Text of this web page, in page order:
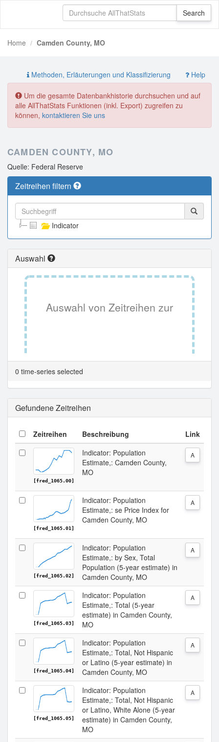
Home Camden County, MO
Methoden, Erläuterungen und Klassifizierung Help
Um die gesamte Datenbankhistorie durchsuchen und auf
alle AllThatStats Funktionen (inkl. Export) zugreifen zu
können, kontaktieren Sie uns
CAMDEN COUNTY, MO
Quelle: Federal Reserve
Zeitreihen filtern
Indicator
Auswahl
Auswahl von Zeitreihen zur
Tabellenansicht.
0 time-series selected
Gefundene Zeitreihen
Zeitreihen Beschreibung Link
[fred_1065.00]
Indicator: Population
Estimate,: Camden County,
MO
A
[fred_1065.01]
Indicator: Population
Estimate,: se Price Index for
Camden County, MO
A
[fred_1065.02]
Indicator: Population
Estimate,: by Sex, Total
Population (5-year estimate) in
Camden County, MO
A
[fred_1065.03]
Indicator: Population
Estimate,: Total (5-year
estimate) in Camden County,
MO
A
[fred_1065.04]
Indicator: Population
Estimate,: Total, Not Hispanic
or Latino (5-year estimate) in
Camden County, MO
A
[fred_1065.05]
Indicator: Population
Estimate,: Total, Not Hispanic
or Latino, White Alone (5-year
estimate) in Camden County,
MO
A